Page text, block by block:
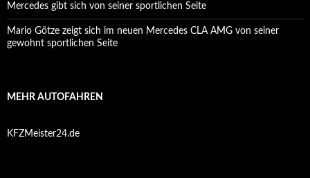
Mercedes gibt sich von seiner sportlichen Seite
Mario Götze zeigt sich im neuen Mercedes CLA AMG von seiner
gewohnt sportlichen Seite
MEHR AUTOFAHREN
KFZMeister24.de